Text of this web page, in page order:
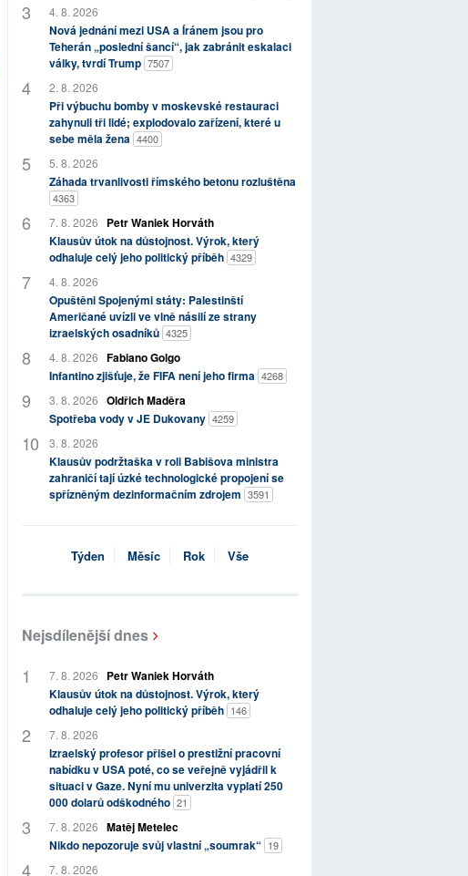
➥
4. 8. 2026
Nová jednání mezi USA a Íránem jsou pro
Teherán „poslední šancí“, jak zabránit eskalaci
války, tvrdí Trump 7507
2. 8. 2026
Při výbuchu bomby v moskevské restauraci
zahynuli tři lidé; explodovalo zařízení, které u
sebe měla žena 4400
5. 8. 2026
Záhada trvanlivosti římského betonu rozluštěna
4363
7. 8. 2026
Petr Waniek Horváth
Klausův útok na důstojnost. Výrok, který
odhaluje celý jeho politický příběh 4329
4. 8. 2026
Opuštěni Spojenými státy: Palestinští
Američané uvízli ve vlně násilí ze strany
izraelských osadníků 4325
4. 8. 2026 Fabiano Golgo
Infantino zjišťuje, že FIFA není jeho firma 4268
3. 8. 2026 Oldřich Maděra
Spotřeba vody v JE Dukovany 4259
3. 8. 2026
Klausův podržtaška v roli Babišova ministra
zahraničí tají úzké technologické propojení se
spřízněným dezinformačním zdrojem 3591
Týden Měsíc Rok Vše
Nejsdílenější dnes
7. 8. 2026
Petr Waniek Horváth
Klausův útok na důstojnost. Výrok, který
odhaluje celý jeho politický příběh 146
7. 8. 2026
Izraelský profesor přišel o prestižní pracovní
nabídku v USA poté, co se veřejně vyjádřil k
situaci v Gaze. Nyní mu univerzita vyplatí 250
000 dolarů odškodného 21
7. 8. 2026 Matěj Metelec
Nikdo nepozoruje svůj vlastní „soumrak“ 19
7. 8. 2026